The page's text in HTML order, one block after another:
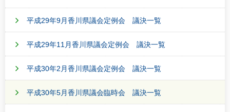
平成29年9月香川県議会定例会 議決一覧
平成29年11月香川県議会定例会 議決一覧
平成30年2月香川県議会定例会 議決一覧
平成30年5月香川県議会臨時会 議決一覧